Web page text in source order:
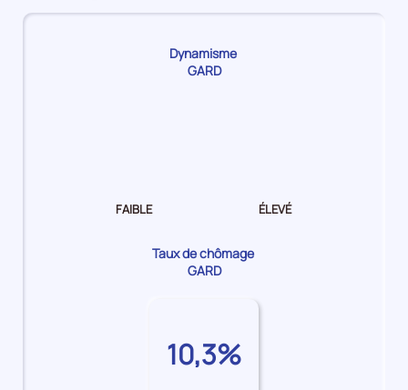
Dynamisme
GARD
FAIBLE ÉLEVÉ
Taux de chômage
GARD
10,3%